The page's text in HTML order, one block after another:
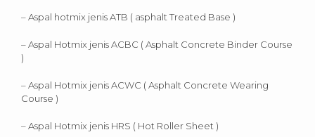
– Aspal hotmix jenis ATB ( asphalt Treated Base )
– Aspal Hotmix jenis ACBC ( Asphalt Concrete Binder Course
)
– Aspal Hotmix jenis ACWC ( Asphalt Concrete Wearing
Course )
– Aspal Hotmix jenis HRS ( Hot Roller Sheet )